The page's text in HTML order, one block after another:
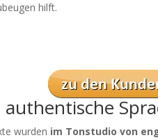
hilft.
wurden im Tonstudio von